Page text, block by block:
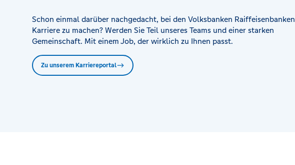
Schon einmal darüber nachgedacht, bei den Volksbanken Raiffeisenbanken
Karriere zu machen? Werden Sie Teil unseres Teams und einer starken
Gemeinschaft. Mit einem Job, der wirklich zu Ihnen passt.
Zu unserem Karriereportal